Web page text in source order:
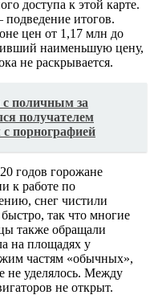
доступа к этой карте.
итогов.
цен от 1,17 млн до
наименьшую цену,
не раскрывается.
поличным за
получателем
с порнографией
годов горожане
к работе по
снег чистили
так что многие
также обращали
на площадях у
частям «обычных»,
не уделялось. Между
не открыт.